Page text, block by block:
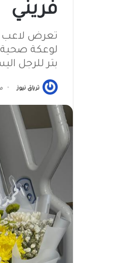
فريني
تعرض لاعب
لوعكة
بتر للرجل
ترياق نيوز